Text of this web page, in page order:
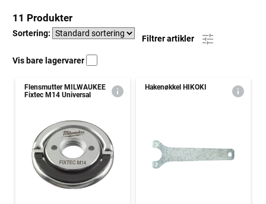
11 Produkter
Sortering:
Filtrer artikler
Vis bare lagervarer
Flensmutter MILWAUKEE
Fixtec M14 Universal
Hakenøkkel HIKOKI